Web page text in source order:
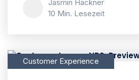
Jasmin Hackner
10 Min. Lesezeit
Customer Experience